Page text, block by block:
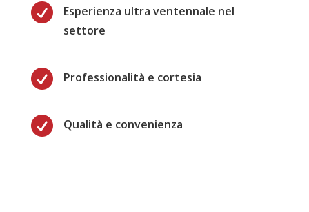

Esperienza ultra ventennale nel
settore
 Professionalità e cortesia
 Qualità e convenienza